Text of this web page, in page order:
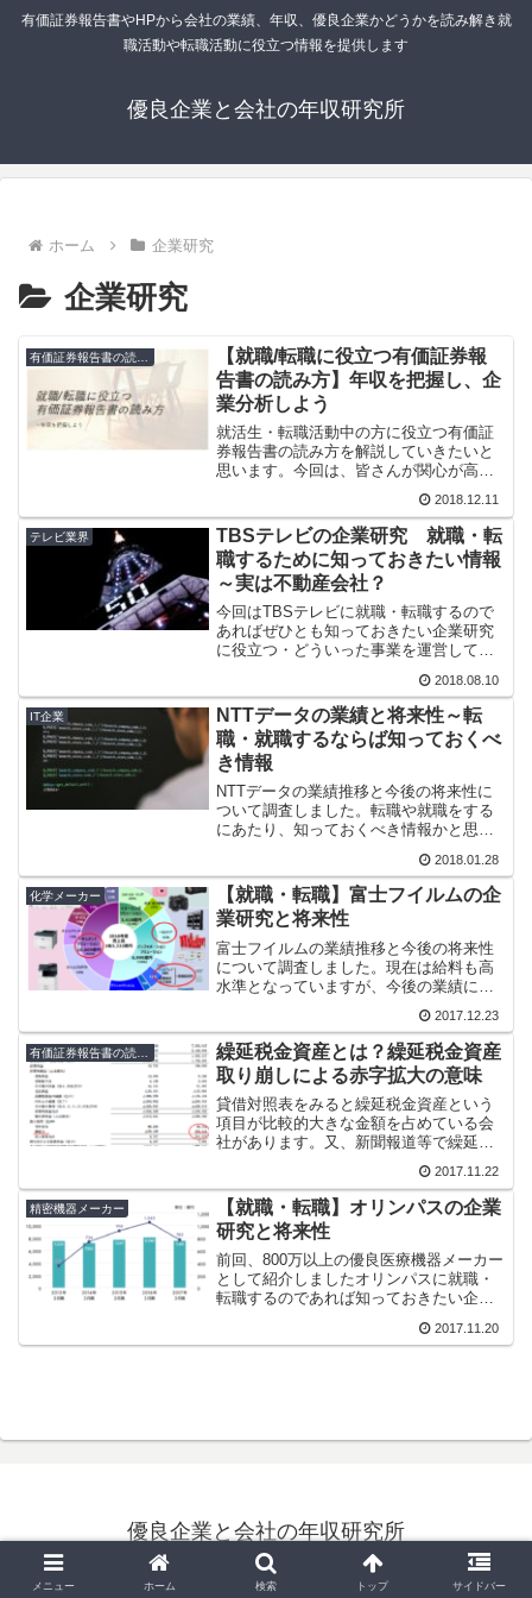
有価証券報告書やHPから会社の業績、年収、優良企業かどうかを読み解き就
職活動や転職活動に役立つ情報を提供します
優良企業と会社の年収研究所
ホーム 企業研究
企業研究
【就職/転職に役立つ有価証券報
告書の読み方】年収を把握し、企
業分析しよう
就活生・転職活動中の方に役立つ有価証
券報告書の読み方を解説していきたいと
思います。今回は、皆さんが関心が高い
年収の見方です。企業名＋年収で検索す
ると平均年収が出てきますが、そのソー
スは有価証券報告書です。今回は、大手
製鉄会社の新日鉄住金を例にとって有価
証券報告書の年収の見方を説明したいと
思います。
2018.12.11
テレビ業界
TBSテレビの企業研究 就職・転
職するために知っておきたい情報
～実は不動産会社？
今回はTBSテレビに就職・転職するので
あればぜひとも知っておきたい企業研究
に役立つ・どういった事業を運営してい
成はどうなっているのか・貸借対照表と
損益計算書はどうなっているのか・そこ
からわかる安全性やビジネスモデルはど
うなっているのかといった情報をまとめ
ました。
2018.08.10
IT企業
NTTデータの業績と将来性～転
職・就職するならば知っておくべ
き情報
NTTデータの業績推移と今後の将来性に
ついて調査しました。転職や就職をする
にあたり、知っておくべき情報かと思い
2018.01.28
化学メーカー
【就職・転職】富士フイルムの企
業研究と将来性
富士フイルムの業績推移と今後の将来性
について調査しました。現在は給料も高
水準となっていますが、今後の業績によ
す。富士フイルムに就職・転職したい場
合は、過去の業績推移等の企業分析・財
務分析が必要です。
2017.12.23
繰延税金資産とは？繰延税金資産
取り崩しによる赤字拡大の意味
貸借対照表をみると繰延税金資産という
項目が比較的大きな金額を占めている会
社があります。又、新聞報道等で繰延税
される記載も見かけます。新聞を単に読
むだけでなく、理解するためにも繰延税
金資産とは何か知っておくことは意味の
あることだと思いますし、今回は繰延税
金資産とはそもそも何なのか、繰延税金
資産取り崩しによる赤字拡大とはどうい
った意味なのかまとめました。
2017.11.22
精密機器メーカー
【就職・転職】オリンパスの企業
研究と将来性
前回、800万以上の優良医療機器メーカー
として紹介しましたオリンパスに就職・
転職するのであれば知っておきたい企業
している会社なのか・事業ごとの売上・
2017.11.20
優良企業と会社の年収研究所
© 2017 優良企業と会社の年収研究所.
メニュー ホーム 検索 トップ サイドバー